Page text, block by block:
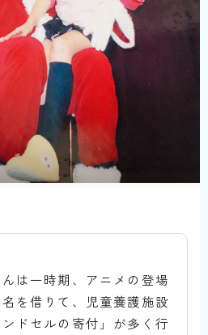
は一時期、アニメの登場
を借りて、児童養護施設
ドセルの寄付」が多く行